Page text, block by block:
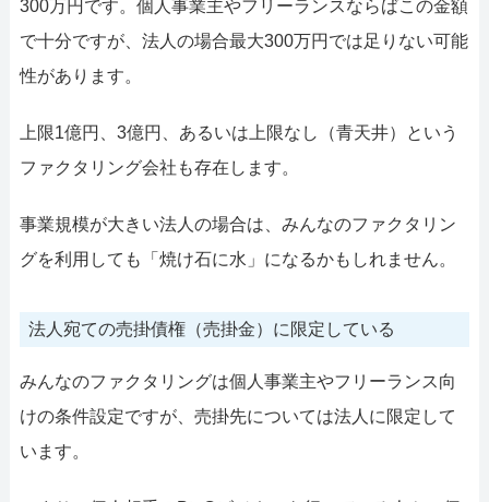
300万円です。個人事業主やフリーランスならばこの金額
で十分ですが、法人の場合最大300万円では足りない可能
性があります。
上限1億円、3億円、あるいは上限なし（青天井）という
ファクタリング会社も存在します。
事業規模が大きい法人の場合は、みんなのファクタリン
グを利用しても「焼け石に水」になるかもしれません。
法人宛ての売掛債権（売掛金）に限定している
みんなのファクタリングは個人事業主やフリーランス向
けの条件設定ですが、売掛先については法人に限定して
います。